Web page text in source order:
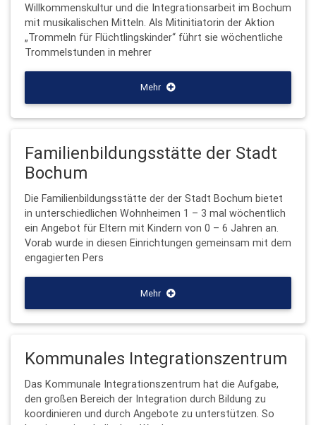
Willkommenskultur und die Integrationsarbeit im Bochum
mit musikalischen Mitteln. Als Mitinitiatorin der Aktion
„Trommeln für Flüchtlingskinder“ führt sie wöchentliche
Trommelstunden in mehrer
Mehr
Familienbildungsstätte der Stadt
Bochum
Die Familienbildungsstätte der der Stadt Bochum bietet
in unterschiedlichen Wohnheimen 1 – 3 mal wöchentlich
ein Angebot für Eltern mit Kindern von 0 – 6 Jahren an.
Vorab wurde in diesen Einrichtungen gemeinsam mit dem
engagierten Pers
Mehr
Kommunales Integrationszentrum
Das Kommunale Integrationszentrum hat die Aufgabe,
den großen Bereich der Integration durch Bildung zu
koordinieren und durch Angebote zu unterstützen. So